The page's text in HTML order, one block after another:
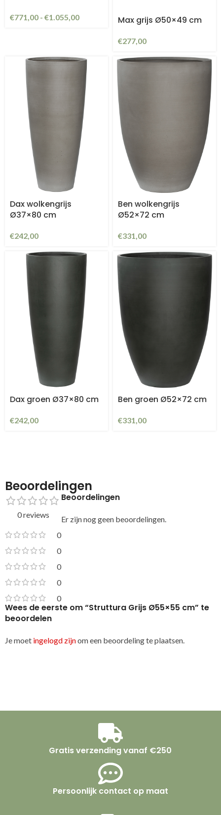
€771,00 - €1.055,00 Max grijs Ø50×49 cm
€277,00
Dax wolkengrijs
Ø37×80 cm
€242,00
Ben wolkengrijs
Ø52×72 cm
€331,00
Dax groen Ø37×80 cm
€242,00
Ben groen Ø52×72 cm
€331,00
Beoordelingen
0 reviews
0
0
0
0
0
Beoordelingen
Er zijn nog geen beoordelingen.
Wees de eerste om “Struttura Grijs Ø55×55 cm” te
beoordelen
Je moet ingelogd zijnom een beoordeling te plaatsen.
Gratis verzending vanaf €250
Persoonlijk contact op maat